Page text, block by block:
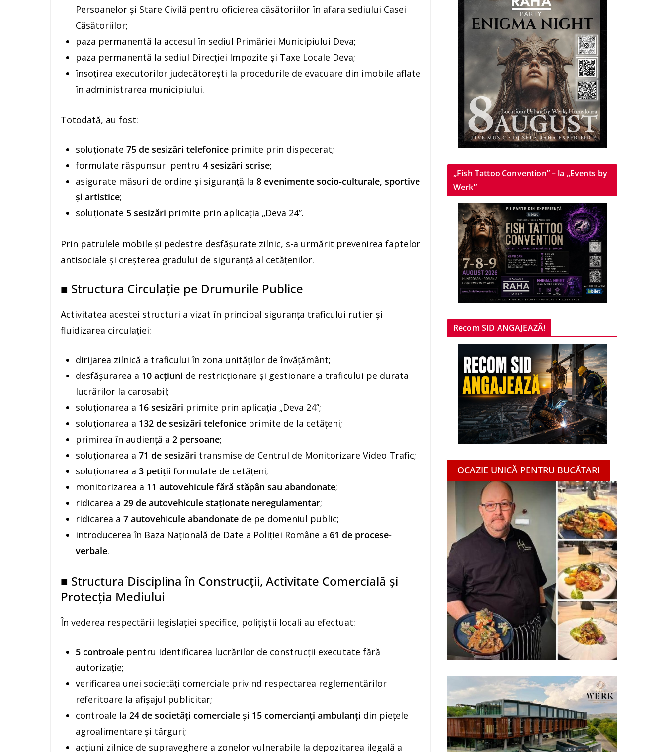
Persoanelor și Stare Civilă pentru oficierea căsătoriilor în afara sediului Casei
Căsătoriilor;
paza permanentă la accesul în sediul Primăriei Municipiului Deva;
paza permanentă la sediul Direcției Impozite și Taxe Locale Deva;
însoțirea executorilor judecătorești la procedurile de evacuare din imobile aflate
în administrarea municipiului.
Totodată, au fost:
soluționate 75 de sesizări telefonice primite prin dispecerat;
formulate răspunsuri pentru 4 sesizări scrise;
asigurate măsuri de ordine și siguranță la 8 evenimente socio-culturale, sportive
și artistice;
soluționate 5 sesizări primite prin aplicația „Deva 24”.
Prin patrulele mobile și pedestre desfășurate zilnic, s-a urmărit prevenirea faptelor
antisociale și creșterea gradului de siguranță al cetățenilor.
■ Structura Circulație pe Drumurile Publice
Activitatea acestei structuri a vizat în principal siguranța traficului rutier și
fluidizarea circulației:
dirijarea zilnică a traficului în zona unităților de învățământ;
desfășurarea a 10 acțiuni de restricționare și gestionare a traficului pe durata
lucrărilor la carosabil;
soluționarea a 16 sesizări primite prin aplicația „Deva 24”;
soluționarea a 132 de sesizări telefonice primite de la cetățeni;
primirea în audiență a 2 persoane;
soluționarea a 71 de sesizări transmise de Centrul de Monitorizare Video Trafic;
soluționarea a 3 petiții formulate de cetățeni;
monitorizarea a 11 autovehicule fără stăpân sau abandonate;
ridicarea a 29 de autovehicule staționate neregulamentar;
ridicarea a 7 autovehicule abandonate de pe domeniul public;
introducerea în Baza Națională de Date a Poliției Române a 61 de procese-
verbale.
■ Structura Disciplina în Construcții, Activitate Comercială și
Protecția Mediului
În vederea respectării legislației specifice, polițiștii locali au efectuat:
5 controale pentru identificarea lucrărilor de construcții executate fără
autorizație;
verificarea unei societăți comerciale privind respectarea reglementărilor
referitoare la afișajul publicitar;
controale la 24 de societăți comerciale și 15 comercianți ambulanți din piețele
agroalimentare și târguri;
acțiuni zilnice de supraveghere a zonelor vulnerabile la depozitarea ilegală a
„Fish Tattoo Convention” – la „Events by
Werk”
Recom SID ANGAJEAZĂ!
OCAZIE UNICĂ PENTRU BUCĂTARI